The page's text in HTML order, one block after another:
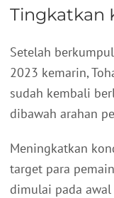
Tingkatkan
Setelah
2023 kemarin,
sudah kembali
dibawah arahan
Meningkatkan
target para
dimulai pada